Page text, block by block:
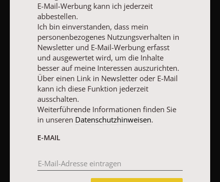
Vertrag widerrufen
E-Mail-Werbung kann ich jederzeit
abbestellen.
Ich bin einverstanden, dass mein
personenbezogenes Nutzungsverhalten in
Newsletter und E-Mail-Werbung erfasst
und ausgewertet wird, um die Inhalte
besser auf meine Interessen auszurichten.
Über einen Link in Newsletter oder E-Mail
kann ich diese Funktion jederzeit
ausschalten.
Weiterführende Informationen finden Sie
in unseren Datenschutzhinweisen.
E-MAIL